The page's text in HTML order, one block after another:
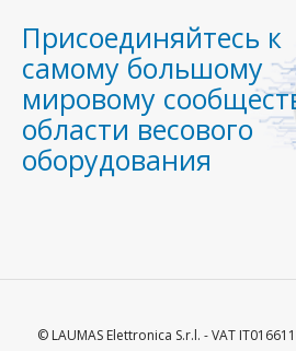
Присоединяйтесь к
самому большому
мировому
области весового
оборудования
© LAUMAS Elettronica S.r.l. - VAT